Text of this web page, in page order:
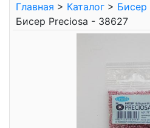
Главная > Каталог > Бисер
Бисер Preciosa - 38627